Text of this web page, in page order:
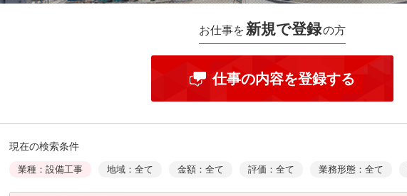
お仕事を 新規で登録の方
仕事の内容を登録する
現在の検索条件
業種：設備工事 地域：全て 金額：全て 評価：全て 業務形態：全て